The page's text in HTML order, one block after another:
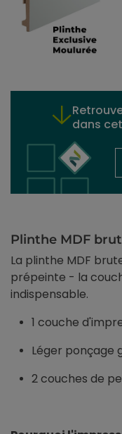
dans
Plinthe MDF
La plinthe MDF
prépeinte - la
indispensable.
1 couche
Léger ponçage
2 couches de